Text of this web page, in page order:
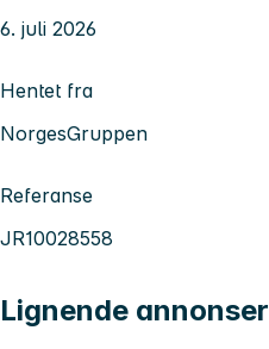
6. juli 2026
Hentet fra
NorgesGruppen
Referanse
JR10028558
Lignende annonser